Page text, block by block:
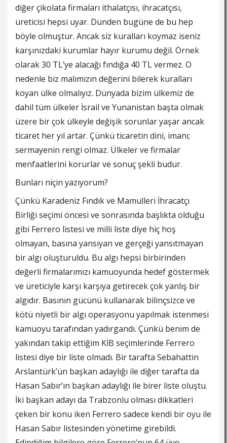
diğer çikolata firmaları ithalatçısı, ihracatçısı,
üreticisi hepsi uyar. Dünden bugüne de bu hep
böyle olmuştur. Ancak siz kuralları koymaz iseniz
karşınızdaki kurumlar hayır kurumu değil. Örnek
olarak 30 TL’ye alacağı fındığa 40 TL vermez. O
nedenle biz malımızın değerini bilerek kuralları
koyan ülke olmalıyız. Dünyada bizim ülkemiz de
dahil tüm ülkeler İsrail ve Yunanistan başta olmak
üzere bir çok ülkeyle değişik sorunlar yaşar ancak
ticaret her yıl artar. Çünkü ticaretin dini, imanı;
sermayenin rengi olmaz. Ülkeler ve firmalar
menfaatlerini korurlar ve sonuç şekli budur.
Bunları niçin yazıyorum?
Çünkü Karadeniz Fındık ve Mamulleri İhracatçı
Birliği seçimi öncesi ve sonrasında başlıkta olduğu
gibi Ferrero listesi ve milli liste diye hiç hoş
olmayan, basına yansıyan ve gerçeği yansıtmayan
bir algı oluşturuldu. Bu algı hepsi birbirinden
değerli firmalarımızı kamuoyunda hedef göstermek
ve üreticiyle karşı karşıya getirecek çok yanlış bir
algıdır. Basının gücünü kullanarak bilinçsizce ve
kötü niyetli bir algı operasyonu yapılmak istenmesi
kamuoyu tarafından yadırgandı. Çünkü benim de
yakından takip ettiğim KİB seçimlerinde Ferrero
listesi diye bir liste olmadı. Bir tarafta Sebahattin
Arslantürk’ün başkan adaylığı ile diğer tarafta da
Hasan Sabır’ın başkan adaylığı ile birer liste oluştu.
İki başkan adayı da Trabzonlu olması dikkatleri
çeken bir konu iken Ferrero sadece kendi bir oyu ile
Hasan Sabır listesinden yönetime girebildi.